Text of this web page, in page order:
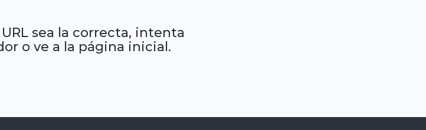
sea la correcta, intenta
o ve a la página inicial.